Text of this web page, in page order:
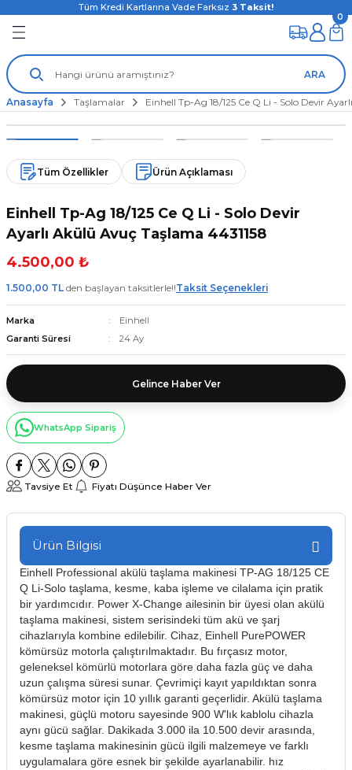
Tüm Kredi Kartlarına Vade Farksız 3 Taksit!
ARA
0
Anasayfa Taşlamalar Einhell Tp-Ag 18/125 Ce Q Li - Solo Devir
Tüm Özellikler Ürün Açıklaması
Einhell Tp-Ag 18/125 Ce Q Li - Solo Devir
Ayarlı Akülü Avuç Taşlama 4431158
4.500,00 ₺
1.500,00 TL den başlayan taksitlerle!!Taksit Seçenekleri
Marka
Einhell
Garanti Süresi
24 Ay
Gelince Haber Ver
WhatsApp Sipariş
Tavsiye Et Fiyatı Düşünce Haber Ver
Ürün Bilgisi
Einhell Professional akülü taşlama makinesi TP-AG 18/125 CE
Q Li-Solo taşlama, kesme, kaba işleme ve cilalama için pratik
bir yardımcıdır. Power X-Change ailesinin bir üyesi olan akülü
taşlama makinesi, sistem serisindeki tüm akü ve şarj
cihazlarıyla kombine edilebilir. Cihaz, Einhell PurePOWER
kömürsüz motorla çalıştırılmaktadır. Bu fırçasız motor,
geleneksel kömürlü motorlara göre daha fazla güç ve daha
uzun çalışma süresi sunar. Çevrimiçi kayıt yapıldıktan sonra
kömürsüz motor için 10 yıllık garanti geçerlidir. Akülü taşlama
makinesi, güçlü motoru sayesinde 900 W'lık kablolu cihazla
aynı gücü sağlar. Dakikada 3.000 ila 10.500 devir arasında,
kesme taşlama makinesinin gücü ilgili malzemeye ve farklı
uygulamalara göre esnek bir şekilde ayarlanabilir. hız